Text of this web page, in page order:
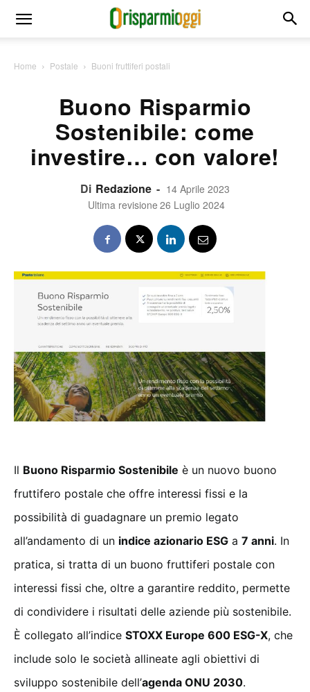
Home Postale Buoni fruttiferi postali
Buono Risparmio
Sostenibile: come
investire… con valore!
Di Redazione - 14 Aprile 2023
Ultima revisione 26 Luglio 2024
Il Buono Risparmio Sostenibile è un nuovo buono
fruttifero postale che offre interessi fissi e la
possibilità di guadagnare un premio legato
all’andamento di un indice azionario ESG a 7 anni. In
pratica, si tratta di un buono fruttiferi postale con
interessi fissi che, oltre a garantire reddito, permette
di condividere i risultati delle aziende più sostenibile.
È collegato all’indice STOXX Europe 600 ESG-X, che
include solo le società allineate agli obiettivi di
sviluppo sostenibile dell’agenda ONU 2030.